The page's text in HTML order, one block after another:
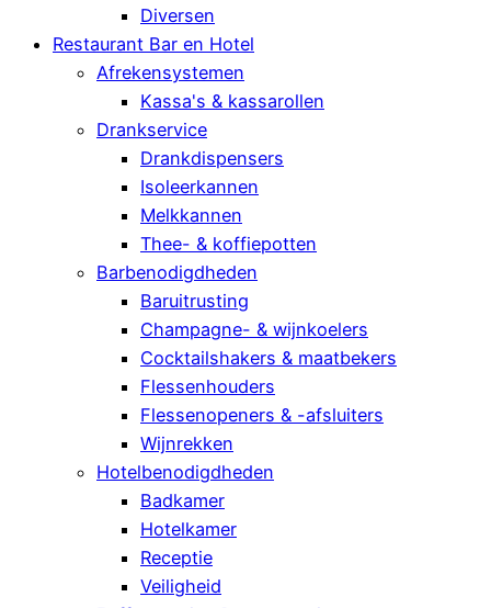
Diversen
Restaurant Bar en Hotel
Afrekensystemen
Kassa's & kassarollen
Drankservice
Drankdispensers
Isoleerkannen
Melkkannen
Thee- & koffiepotten
Barbenodigdheden
Baruitrusting
Champagne- & wijnkoelers
Cocktailshakers & maatbekers
Flessenhouders
Flessenopeners & -afsluiters
Wijnrekken
Hotelbenodigdheden
Badkamer
Hotelkamer
Receptie
Veiligheid